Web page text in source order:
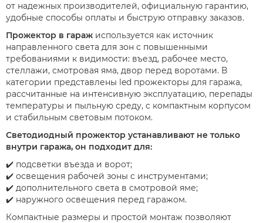
от надежных производителей, официальную гарантию,
удобные способы оплаты и быструю отправку заказов.
Прожектор в гараж используется как источник
направленного света для зон с повышенными
требованиями к видимости: въезд, рабочее место,
стеллажи, смотровая яма, двор перед воротами. В
категории представлены led прожекторы для гаража,
рассчитанные на интенсивную эксплуатацию, перепады
температуры и пыльную среду, с компактным корпусом
и стабильным световым потоком.
Светодиодный прожектор устанавливают не только
внутри гаража, он подходит для:
✔️ подсветки въезда и ворот;
✔️ освещения рабочей зоны с инструментами;
✔️ дополнительного света в смотровой яме;
✔️ наружного освещения перед гаражом.
Компактные размеры и простой монтаж позволяют